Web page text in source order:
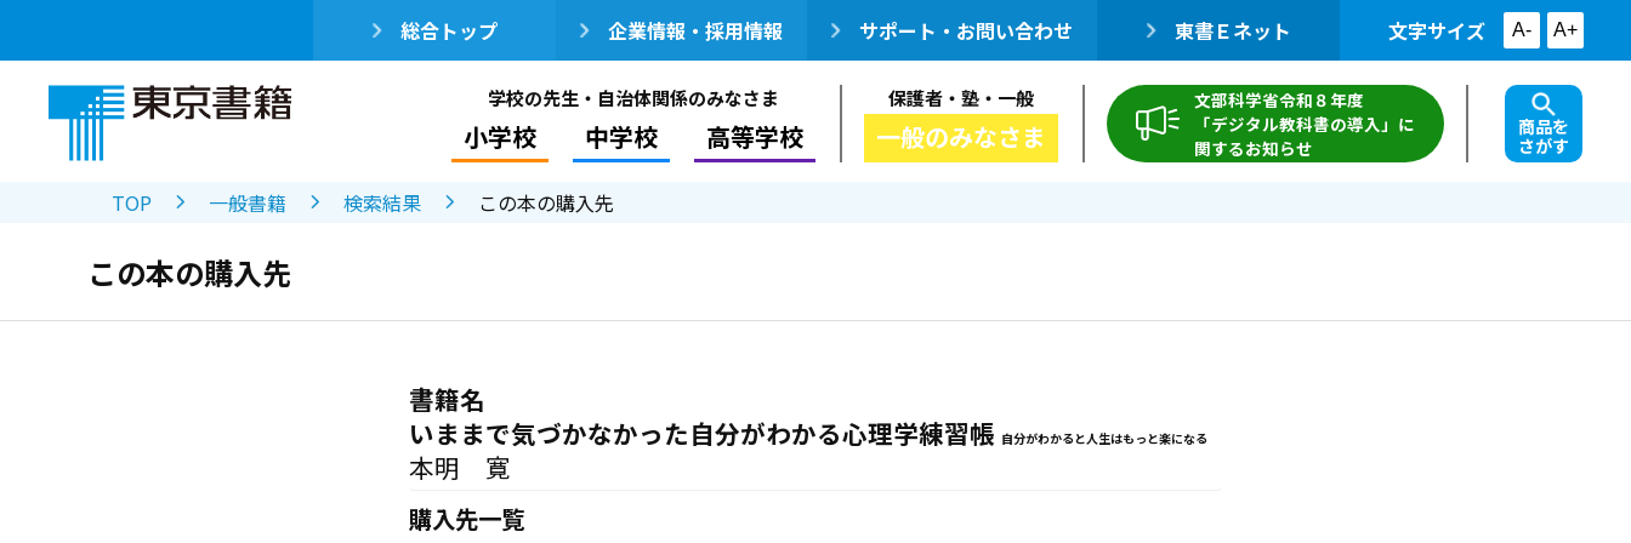
総合トップ 企業情報・採用情報 サポート・お問い合わせ 東書Ｅネット 文字サイズ A- A+
学校の先生・自治体関係のみなさま
小学校 中学校 高等学校
保護者・塾・一般
一般のみなさま
文部科学省令和８年度
「デジタル教科書の導入」に
関するお知らせ
商品を
さがす
TOP 一般書籍 検索結果 この本の購入先
この本の購入先
書籍名
いままで気づかなかった自分がわかる心理学練習帳 自分がわかると人生はもっと楽になる
本明 寛
購入先一覧